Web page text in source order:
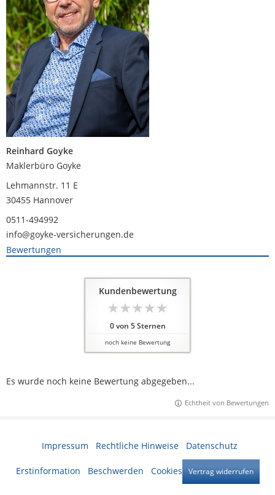
Reinhard Goyke
Maklerbüro Goyke
Lehmannstr. 11 E
30455 Hannover
0511-494992
info@goyke-versicherungen.de
Bewertungen
Kundenbewertung
0von 5Sternen
noch keine Bewertung
Es wurde noch keine Bewertung abgegeben...
Echtheit von Bewertungen
Impressum Rechtliche Hinweise Datenschutz
Erstinformation Beschwerden Cookies Vertrag widerrufen